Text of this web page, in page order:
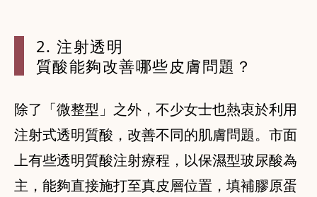
2. 注射透明
質酸能夠改善哪些皮膚問題？
除了「微整型」之外，不少女士也熱衷於利用
注射式透明質酸，改善不同的肌膚問題。市面
上有些透明質酸注射療程，以保濕型玻尿酸為
主，能夠直接施打至真皮層位置，填補膠原蛋